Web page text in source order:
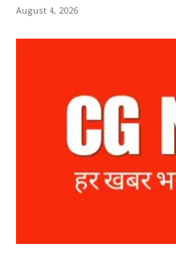
August 4, 2026